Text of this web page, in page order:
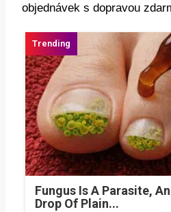
objednávek s dopravou
Fungus Is A Parasite,
Drop Of Plain...